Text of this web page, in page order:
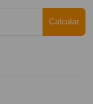
Calcular